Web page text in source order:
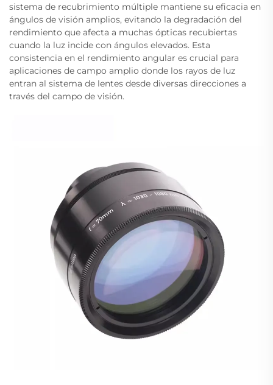
sistema de recubrimiento múltiple mantiene su eficacia en
ángulos de visión amplios, evitando la degradación del
rendimiento que afecta a muchas ópticas recubiertas
cuando la luz incide con ángulos elevados. Esta
consistencia en el rendimiento angular es crucial para
aplicaciones de campo amplio donde los rayos de luz
entran al sistema de lentes desde diversas direcciones a
través del campo de visión.